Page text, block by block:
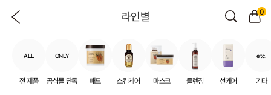
라인별 0
ALL
전 제품
ONLY
공식몰 단독 패드 스킨케어 마스크 클렌징 선케어
etc.
기타